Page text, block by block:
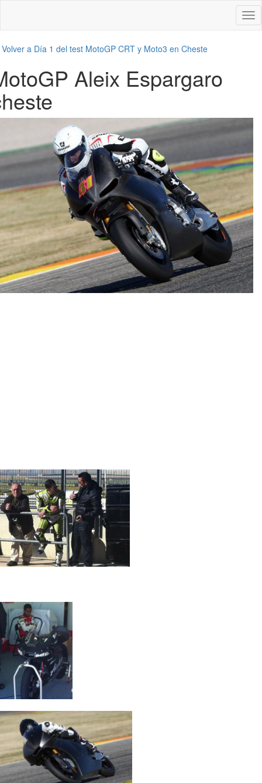
Volver a Día 1 del test MotoGP CRT y Moto3 en Cheste
Aleix Espargaro